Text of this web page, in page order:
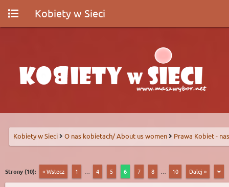
Kobiety w Sieci
Kobiety w Sieci O nas kobietach/ About us women Prawa Kobiet -
Strony (10): « Wstecz 1 4 5 6 7 8 10 Dalej »